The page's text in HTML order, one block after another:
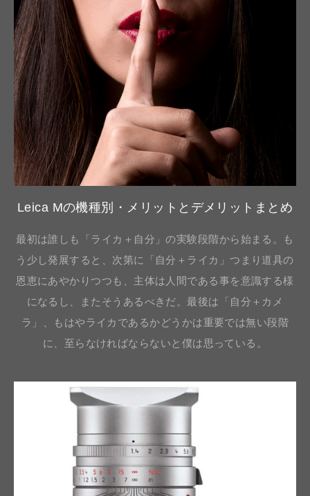
Leica Mの機種別・メリットとデメリットまとめ
最初は誰しも「ライカ＋自分」の実験段階から始まる。も
う少し発展すると、次第に「自分＋ライカ」つまり道具の
恩恵にあやかりつつも、主体は人間である事を意識する様
になるし、またそうあるべきだ。最後は「自分＋カメ
ラ」、もはやライカであるかどうかは重要では無い段階
に、至らなければならないと僕は思っている。